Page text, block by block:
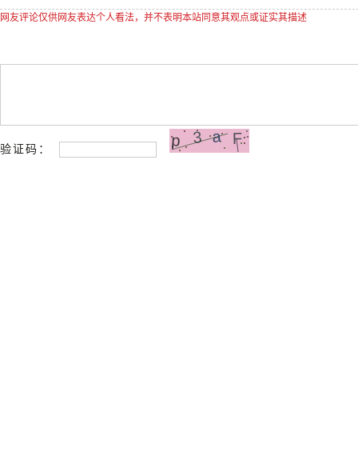
网友评论仅供网友表达个人看法，并不表明本站同意其观点或证实其描述
验证码：